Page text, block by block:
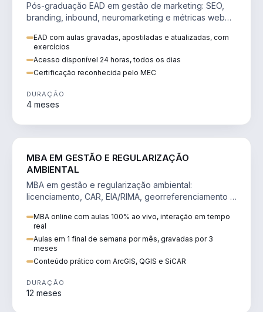
Pós-graduação EAD em gestão de marketing: SEO,
branding, inbound, neuromarketing e métricas web
EAD com aulas gravadas, apostiladas e atualizadas, com
exercícios
Acesso disponível 24 horas, todos os dias
Certificação reconhecida pelo MEC
DURAÇÃO
4 meses
MBA EM GESTÃO E REGULARIZAÇÃO
AMBIENTAL
MBA em gestão e regularização ambiental:
licenciamento, CAR, EIA/RIMA, georreferenciamento e
MBA online com aulas 100% ao vivo, interação em tempo
real
Aulas em 1 final de semana por mês, gravadas por 3
meses
Conteúdo prático com ArcGIS, QGIS e SiCAR
DURAÇÃO
12 meses